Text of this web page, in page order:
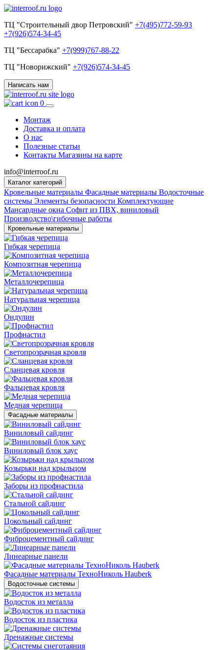
ТЦ "Строительный двор Петровский" +7(495)772-59-93
+7(926)574-34-45
ТЦ "Бессарабка" +7(999)767-88-22
ТЦ "Новорижский" +7(926)574-34-45
Написать нам
0
Монтаж
Доставка и оплата
О нас
Полезные статьи
Контакты Магазины на карте
info@interroof.ru
Каталог категорий
Кровельные материалы Фасадные материалы Водосточные
системы Элементы безопасности Комплектующие
Мансардные окна Софит из ПВХ, виниловый
Производство\гибочные работы
Кровельные материалы
Гибкая черепица
Композитная черепица
Металлочерепица
Натуральная черепица
Ондулин
Профнастил
Светопрозрачная кровля
Сланцевая кровля
Фальцевая кровля
Медная черепица
Фасадные материалы
Виниловый сайдинг
Виниловый блок хаус
Козырьки над крыльцом
Заборы из профнастила
Стальной сайдинг
Цокольный сайдинг
Фиброцементный сайдинг
Линеарные панели
Фасадные материалы ТехноНиколь Hauberk
Водосточные системы
Водосток из металла
Водосток из пластика
Дренажные системы